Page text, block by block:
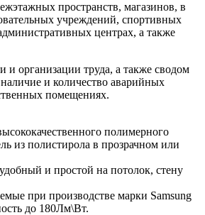
пространств, магазинов, в
учреждений, спортивных
центрах, а также
и организации труда, а также сводом
и количество аварийных
помещениях.
полимерного
из полистирола в прозрачном или
и простой на потолок, стену
при производстве марки Samsung
до 180Лм\Вт.